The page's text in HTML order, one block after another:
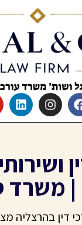
| משרד
דין בהרצליה